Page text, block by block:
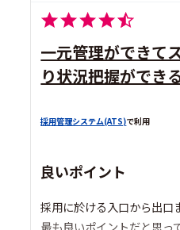
一元管理ができて
り状況把握ができ
採用管理システム(ATS)で利用
良いポイント
採用に於ける入口から出口
最も良いポイントだと思っ